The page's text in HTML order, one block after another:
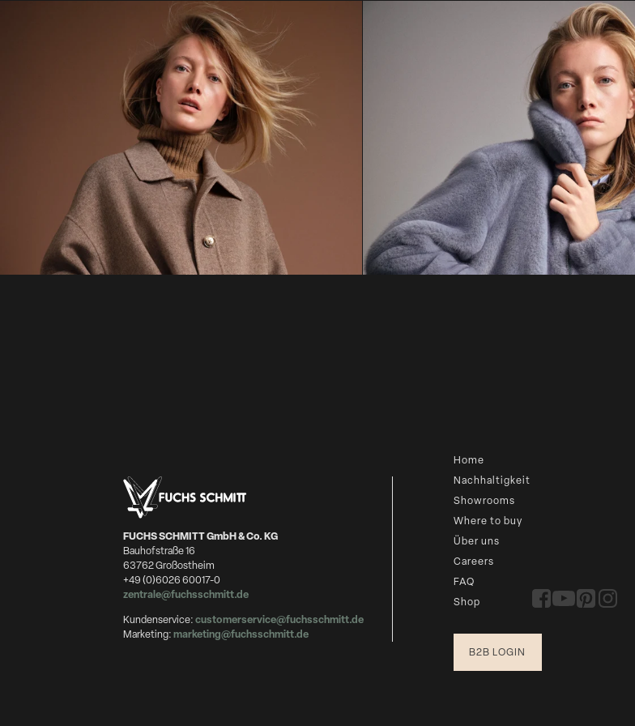
WHERE TO BUY
FUCHS SCHMITT GmbH & Co. KG
Bauhofstraße 16
63762 Großostheim
+49 (0)6026 60017-0
zentrale@fuchsschmitt.de
Kundenservice:customerservice@fuchsschmitt.de
Marketing:marketing@fuchsschmitt.de
Home
Nachhaltigkeit
Showrooms
Where to buy
Über uns
Careers
FAQ
Shop
B2B LOGIN